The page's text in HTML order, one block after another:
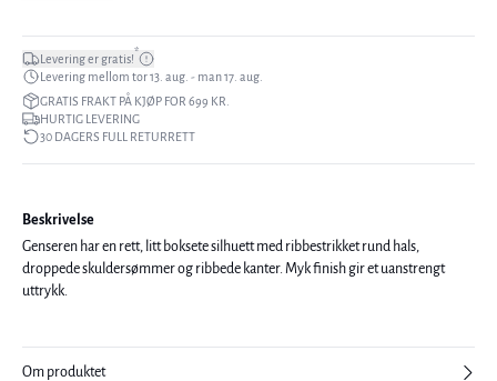
Levering er gratis!*
Levering mellom tor 13. aug. - man 17. aug.
GRATIS FRAKT PÅ KJØP FOR 699 KR.
HURTIG LEVERING
30 DAGERS FULL RETURRETT
Beskrivelse
Genseren har en rett, litt boksete silhuett med ribbestrikket rund hals,
droppede skuldersømmer og ribbede kanter. Myk finish gir et uanstrengt
uttrykk.
Om produktet